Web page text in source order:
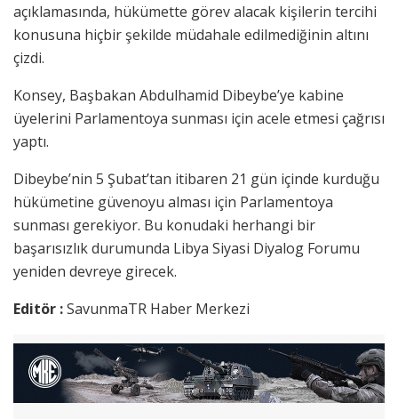
açıklamasında, hükümette görev alacak kişilerin tercihi
konusuna hiçbir şekilde müdahale edilmediğinin altını
çizdi.
Konsey, Başbakan Abdulhamid Dibeybe’ye kabine
üyelerini Parlamentoya sunması için acele etmesi çağrısı
yaptı.
Dibeybe’nin 5 Şubat’tan itibaren 21 gün içinde kurduğu
hükümetine güvenoyu alması için Parlamentoya
sunması gerekiyor. Bu konudaki herhangi bir
başarısızlık durumunda Libya Siyasi Diyalog Forumu
yeniden devreye girecek.
Editör :SavunmaTR Haber Merkezi